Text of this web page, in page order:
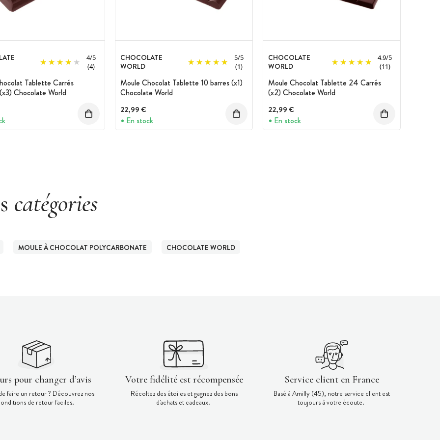
4/5
(4)
Tablette Carrés
Chocolate World
CHOCOLATE
WORLD
5/5
(1)
Moule Chocolat Tablette 10 barres (x1)
Chocolate World
22,99 €
En stock
CHOCOLATE
WORLD
4.9/5
(11)
Moule Chocolat Tablette 24 Carrés
(x2) Chocolate World
22,99 €
En stock
catégories
MOULE À CHOCOLAT POLYCARBONATE CHOCOLATE WORLD
pour changer d’avis
faire un retour ? Découvrez nos
de retour faciles.
Votre fidélité est récompensée
Récoltez des étoiles et gagnez des bons
d'achats et cadeaux.
Service client en France
Basé à Amilly (45), notre service client est
toujours à votre écoute.